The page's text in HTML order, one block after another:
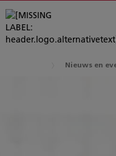
Nieuws en